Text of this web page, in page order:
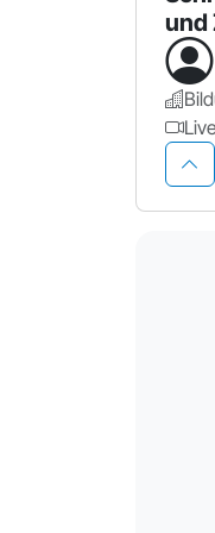
und